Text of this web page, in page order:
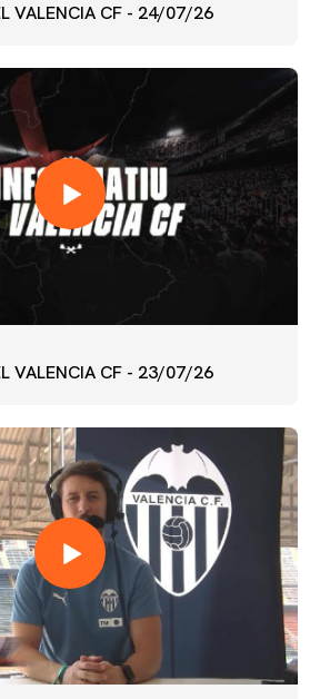
VALENCIA CF - 24/07/26
VALENCIA CF - 23/07/26